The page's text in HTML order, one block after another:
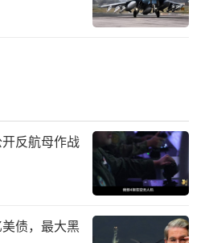
反航母作战
债，最大黑